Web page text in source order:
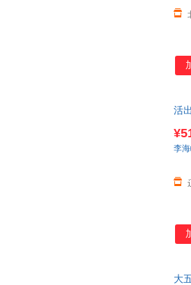
活
李
大